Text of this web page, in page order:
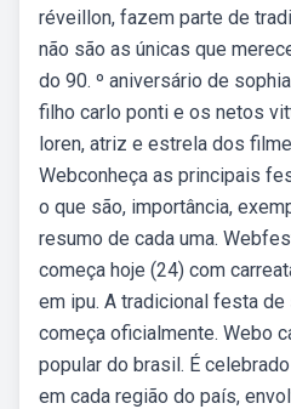
réveillon, fazem parte de
não são as únicas que
do 90. º aniversário de
filho carlo ponti e os netos
loren, atriz e estrela dos
Webconheça as principais
o que são, importância,
resumo de cada uma.
começa hoje (24) com
em ipu. A tradicional festa
começa oficialmente. Webo
popular do brasil. É
em cada região do país,